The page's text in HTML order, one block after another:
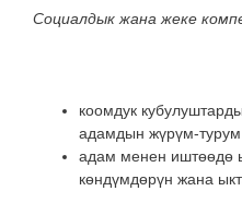
Социалдык жана жеке
коомдук
адамдын жүрүм-турум
адам менен иштөөдө
көндүмдөрүн жана